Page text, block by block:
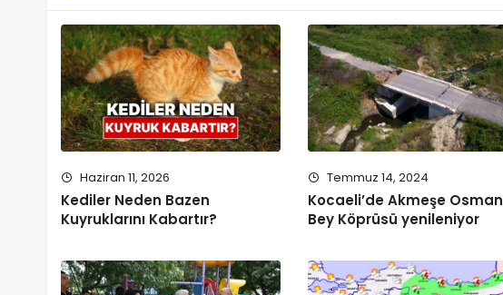
Haziran 11, 2026
Kediler Neden Bazen
Kuyruklarını Kabartır?
Temmuz 14, 2024
Kocaeli’de Akmeşe Osman
Bey Köprüsü yenileniyor